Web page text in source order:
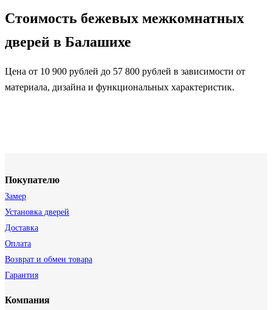
Стоимость бежевых межкомнатных
дверей в Балашихе
Цена от 10 900 рублей до 57 800 рублей в зависимости от
материала, дизайна и функциональных характеристик.
Покупателю
Замер
Установка дверей
Доставка
Оплата
Возврат и обмен товара
Гарантия
Компания